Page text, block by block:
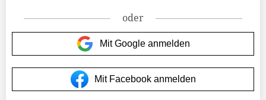
oder
Mit Google anmelden
Mit Facebook anmelden